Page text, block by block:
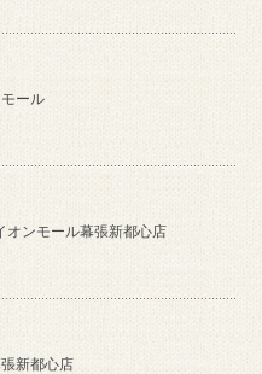
ール
オンモール幕張新都心店
新都心店